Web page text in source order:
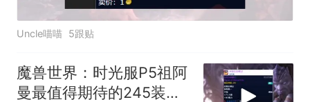
Uncle喵喵 5跟贴
魔兽世界：时光服P5祖阿
曼最值得期待的245装